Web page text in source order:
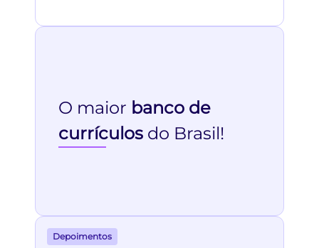
O maior banco de
currículos do Brasil!
Depoimentos